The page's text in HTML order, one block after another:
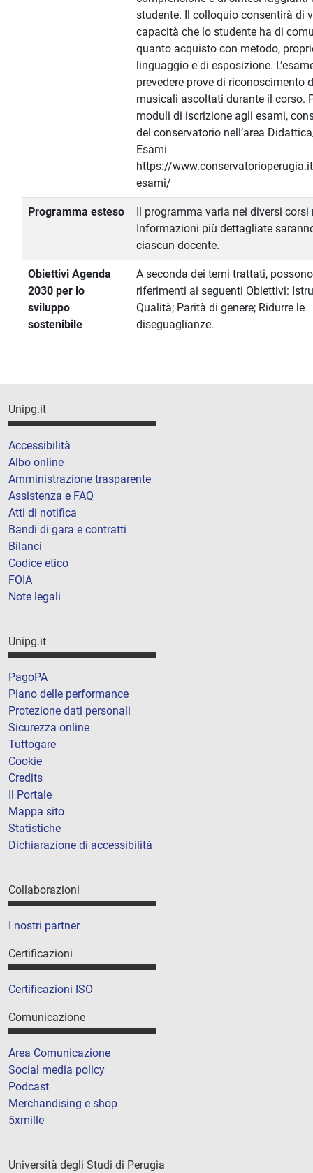
studente. Il colloquio consentirà di
capacità che lo studente ha di
quanto acquisto con metodo,
linguaggio e di esposizione.
prevedere prove di riconoscimento
musicali ascoltati durante il corso.
moduli di iscrizione agli esami,
del conservatorio nell’area
Esami
https://
esami/
Programma esteso
Il programma varia nei diversi
Informazioni più dettagliate
ciascun docente.
Obiettivi Agenda
2030 per lo
sviluppo
sostenibile
A seconda dei temi trattati,
riferimenti ai seguenti Obiettivi:
Qualità; Parità di genere; Ridurre le
diseguaglianze.
Unipg.it
Accessibilità
Albo online
Amministrazione trasparente
Assistenza e FAQ
Atti di notifica
Bandi di gara e contratti
Bilanci
Codice etico
FOIA
Note legali
Unipg.it
PagoPA
Piano delle performance
Protezione dati personali
Sicurezza online
Tuttogare
Cookie
Credits
Il Portale
Mappa sito
Statistiche
Dichiarazione di accessibilità
Collaborazioni
I nostri partner
Certificazioni
Certificazioni ISO
Comunicazione
Area Comunicazione
Social media policy
Podcast
Merchandising e shop
5xmille
Università degli Studi di Perugia